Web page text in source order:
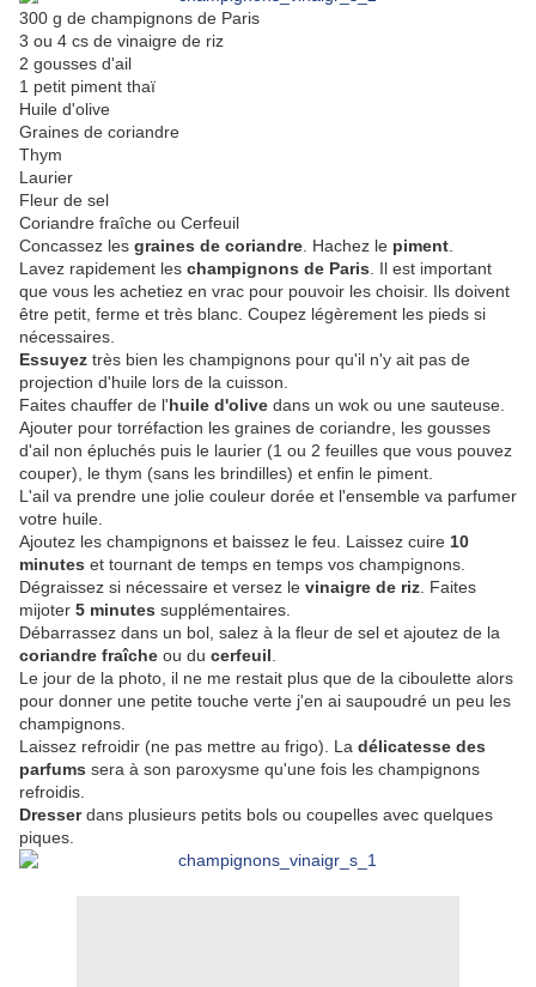
300 g de champignons de Paris
3 ou 4 cs de vinaigre de riz
2 gousses d'ail
1 petit piment thaï
Huile d'olive
Graines de coriandre
Thym
Laurier
Fleur de sel
Coriandre fraîche ou Cerfeuil
Concassez les graines de coriandre . Hachez le piment
Lavez rapidement les champignons de Paris . Il est important
que vous les achetiez en vrac pour pouvoir les choisir. Ils doivent
être petit, ferme et très blanc. Coupez légèrement les pieds si
nécessaires.
Essuyez très bien les champignons pour qu'il n'y ait pas de
projection d'huile lors de la cuisson.
Faites chauffer de l'huile d'olive dans un wok ou une sauteuse.
Ajouter pour torréfaction les graines de coriandre, les gousses
d'ail non épluchés puis le laurier (1 ou 2 feuilles que vous pouvez
couper), le thym (sans les brindilles) et enfin le piment.
L'ail va prendre une jolie couleur dorée et l'ensemble va parfumer
votre huile.
Ajoutez les champignons et baissez le feu. Laissez cuire 10
minutes et tournant de temps en temps vos champignons.
Dégraissez si nécessaire et versez le vinaigre de riz . Faites
mijoter 5 minutes supplémentaires.
Débarrassez dans un bol, salez à la fleur de sel et ajoutez de la
coriandre fraîche ou du cerfeuil
Le jour de la photo, il ne me restait plus que de la ciboulette alors
pour donner une petite touche verte j'en ai saupoudré un peu les
champignons.
Laissez refroidir (ne pas mettre au frigo). La délicatesse des
parfums sera à son paroxysme qu'une fois les champignons
refroidis.
Dresserdans plusieurs petits bols ou coupelles avec quelques
piques.